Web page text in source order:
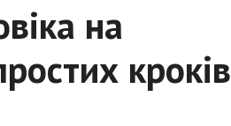
на
кроків